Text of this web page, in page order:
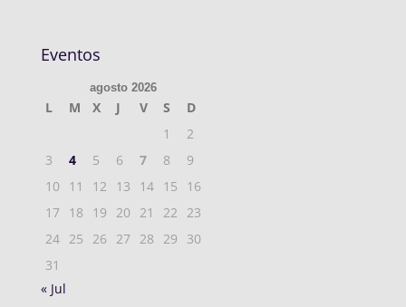
Eventos
agosto 2026
L M X J V S
D
1
2
3
4 5 6 7 8
9
10
11 12 13 14 15
16
17
18 19 20 21 22
23
24 25 26 27 28 29
30
31
« Jul